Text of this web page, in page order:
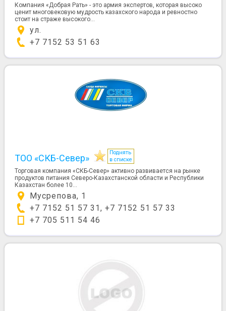
Компания «Добрая Рать» - это армия экспертов, которая высоко
ценит многовековую мудрость казахского народа и ревностно
стоит на страже высокого...
ул.
+7 7152 53 51 63
ТОО «СКБ-Север»
Поднять
в списке
Торговая компания «СКБ-Север» активно развивается на рынке
продуктов питания Северо-Казахстанской области и Республики
Казахстан более 10...
Мусрепова, 1
+7 7152 51 57 31, +7 7152 51 57 33
+7 705 511 54 46